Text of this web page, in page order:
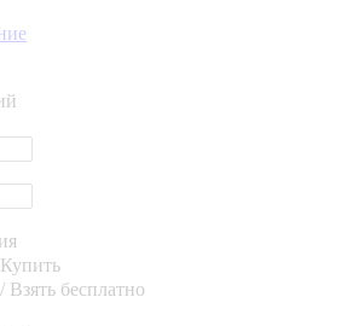
бесплатно